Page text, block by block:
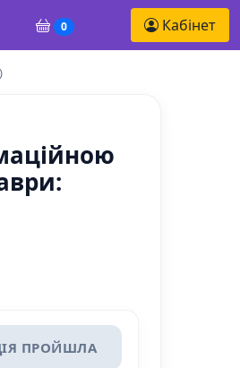
0 Кабінет
ПРОЙШЛА